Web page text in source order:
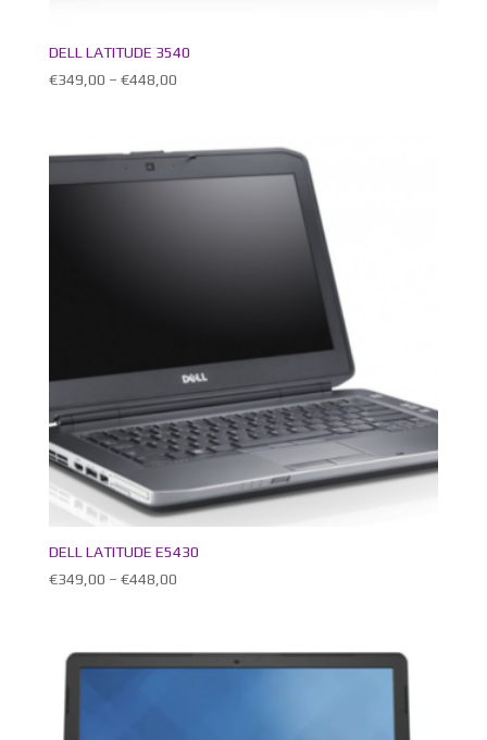
DELL LATITUDE 3540
€349,00 – €448,00
DELL LATITUDE E5430
€349,00 – €448,00